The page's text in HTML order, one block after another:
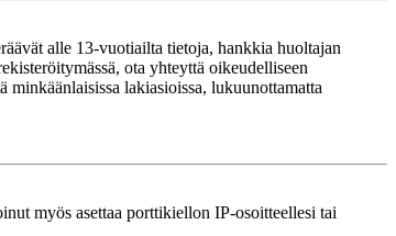
alle 13-vuotiailta tietoja, hankkia huoltajan
ota yhteyttä oikeudelliseen
lakiasioissa, lukuunottamatta
myös asettaa porttikiellon IP-osoitteellesi tai